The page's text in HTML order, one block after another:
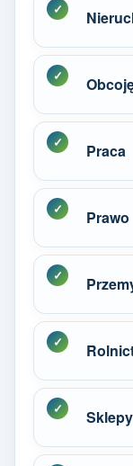
Praca
Prawo
Sklepy